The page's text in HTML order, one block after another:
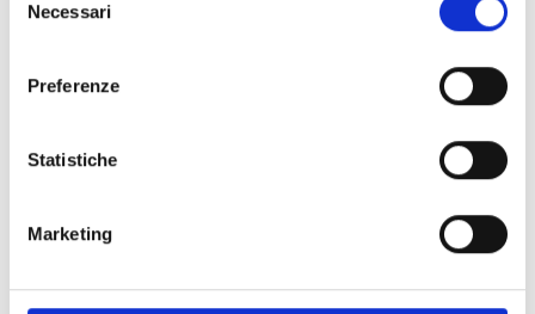
delNecessari
Preferenze
Statistiche
Marketing
Rückstellbare analoge
Wärmemeldekabel (EN
Digitale, nicht